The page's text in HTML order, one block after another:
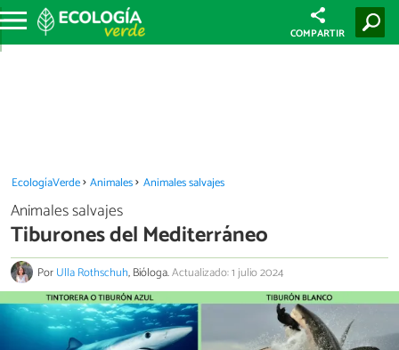
COMPARTIR
EcologíaVerde Animales Animales salvajes
Animales salvajes
Tiburones del Mediterráneo
PorUlla Rothschuh, Bióloga.Actualizado: 1 julio 2024